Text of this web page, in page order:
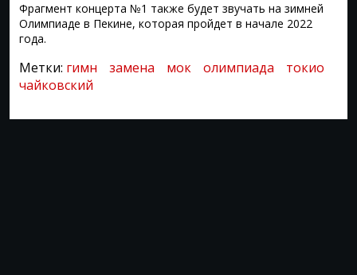
Фрагмент концерта №1 также будет звучать на зимней
Олимпиаде в Пекине, которая пройдет в начале 2022
года.
Метки: гимн замена мок олимпиада
токио
чайковский